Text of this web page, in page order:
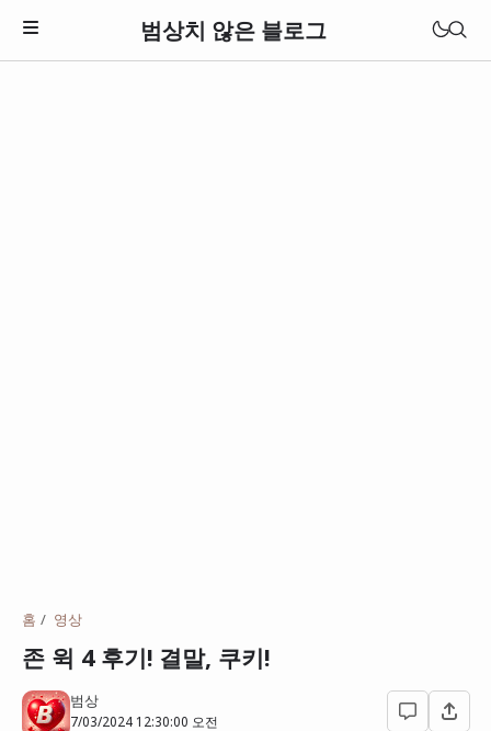
범상치 않은 블로그
홈 영상
존 윅 4 후기! 결말, 쿠키!
범상
7/03/2024 12:30:00 오전